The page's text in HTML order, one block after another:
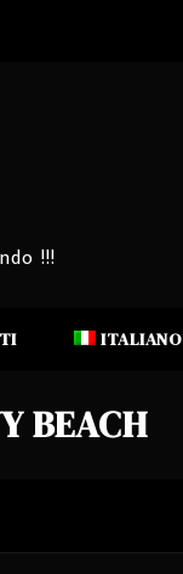
!!!
ITALIANO
BEACH